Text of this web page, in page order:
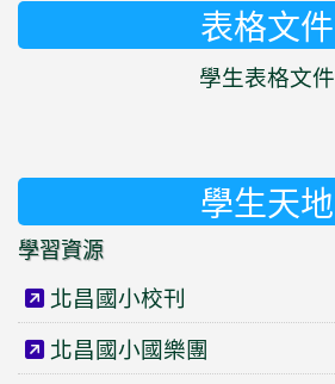
表格文件
學生表格文件
學生天地
學習資源
北昌國小校刊
北昌國小國樂團